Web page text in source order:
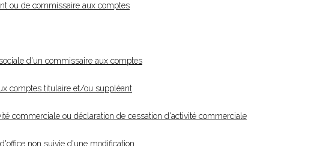
ou de commissaire aux comptes
d'un commissaire aux comptes
comptes titulaire et/ou suppléant
commerciale ou déclaration de cessation d'activité commerciale
non suivie d'une modification